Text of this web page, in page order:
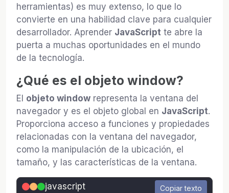
herramientas) es muy extenso, lo que lo
convierte en una habilidad clave para cualquier
desarrollador. Aprender JavaScript te abre la
puerta a muchas oportunidades en el mundo
de la tecnología.
¿Qué es el objeto window?
El objeto window representa la ventana del
navegador y es el objeto global en JavaScript.
Proporciona acceso a funciones y propiedades
relacionadas con la ventana del navegador,
como la manipulación de la ubicación, el
tamaño, y las características de la ventana.
javascript Copiar texto